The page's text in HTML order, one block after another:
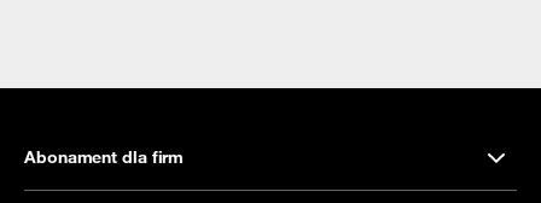
Abonament dla firm